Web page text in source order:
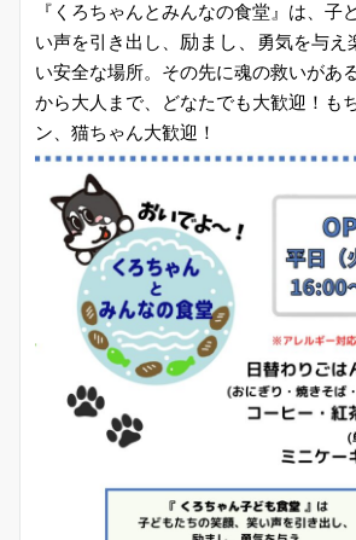
『くろちゃんとみんなの食堂』は、 子
い声を引き出し、 励まし、
勇気を与え
い安全な場所。 その先に魂の救いがあ
から大人まで、どなたでも大歓迎！ も
ン、猫ちゃん大歓迎！